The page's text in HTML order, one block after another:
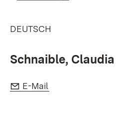
DEUTSCH
Schnaible, Claudia
E-Mail:
E-Mail